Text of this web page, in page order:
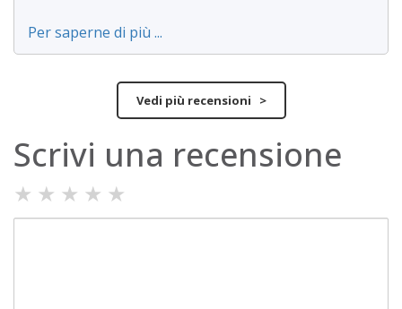
Per saperne di più ...
Vedi più recensioni >
Scrivi una recensione
★ ★ ★ ★ ★